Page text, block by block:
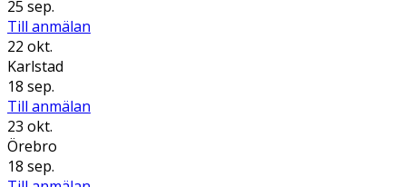
25 sep.
Till anmälan
22 okt.
Karlstad
18 sep.
Till anmälan
23 okt.
Örebro
18 sep.